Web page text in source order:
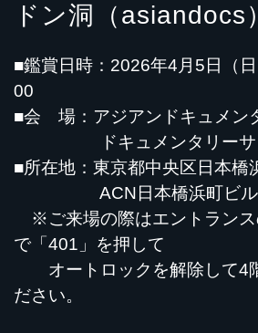
ドン洞（asiandocs
■鑑賞日時：2026年4月5日（
00
■会 場：アジアンドキュメン
ドキュメンタリーサ
■所在地：東京都中央区日本橋
ACN日本橋浜町ビル
※ご来場の際はエントランス
で「401」を押して
オートロックを解除して4
ださい。